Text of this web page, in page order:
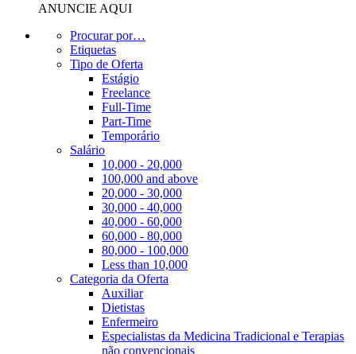
ANUNCIE AQUI
Procurar por…
Etiquetas
Tipo de Oferta
Estágio
Freelance
Full-Time
Part-Time
Temporário
Salário
10,000 - 20,000
100,000 and above
20,000 - 30,000
30,000 - 40,000
40,000 - 60,000
60,000 - 80,000
80,000 - 100,000
Less than 10,000
Categoria da Oferta
Auxiliar
Dietistas
Enfermeiro
Especialistas da Medicina Tradicional e Terapias
não convencionais